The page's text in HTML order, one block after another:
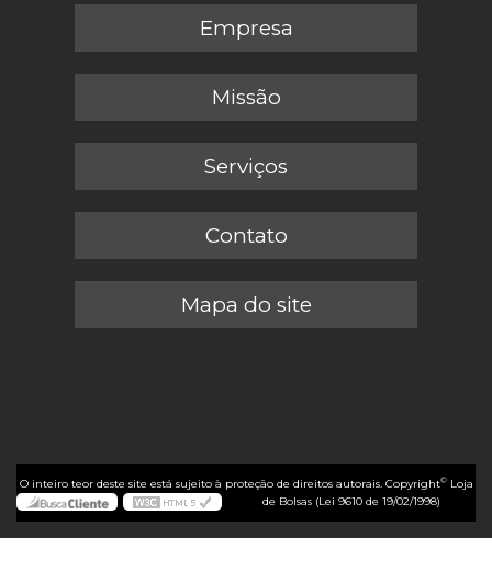
Empresa
Missão
Serviços
Contato
Mapa do site
O inteiro teor deste site está sujeito à proteção de direitos autorais. Copyright©Loja
de Bolsas (Lei 9610 de 19/02/1998)